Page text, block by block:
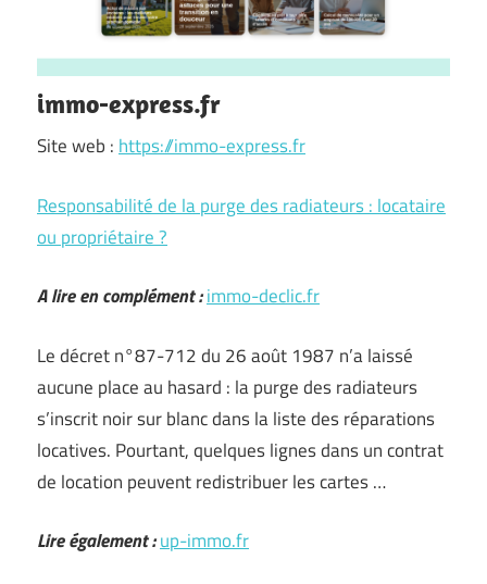
immo-express.fr
Site web : https://immo-express.fr
Responsabilité de la purge des radiateurs : locataire
ou propriétaire ?
A lire en complément :immo-declic.fr
Le décret n°87-712 du 26 août 1987 n’a laissé
aucune place au hasard : la purge des radiateurs
s’inscrit noir sur blanc dans la liste des réparations
locatives. Pourtant, quelques lignes dans un contrat
de location peuvent redistribuer les cartes …
Lire également :up-immo.fr